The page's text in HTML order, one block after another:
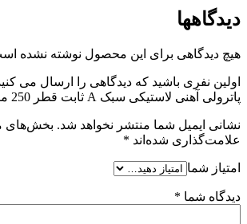
دیدگاهها
هیچ دیدگاهی برای این محصول نوشته نشده
اولین نفری باشید که دیدگاهی را ارسال می
پاترولی آهنی لاستیکی سبک A ثابت قطر 250 میلی متر”
نشانی ایمیل شما منتشر نخواهد شد. بخش‌های
علامت‌گذاری شده‌اند *
امتیاز شما
دیدگاه شما *